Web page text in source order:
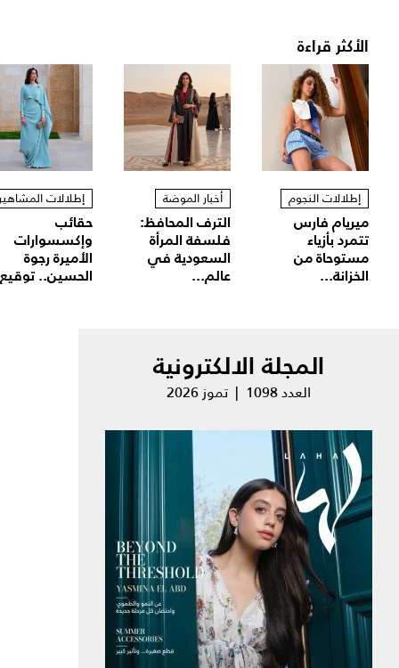
الأكثر قراءة
إطلالات النجوم
ميريام فارس
تتمرد بأزياء
مستوحاة من
الخزانة...
أخبار الموضة
الترف المحافظ:
فلسفة المرأة
السعودية في
عالم...
إطلالات
حقائب
وإكسسوارات
الأميرة رجوة
الحسين..
المجلة الالكترونية
العدد 1098 | تموز 2026